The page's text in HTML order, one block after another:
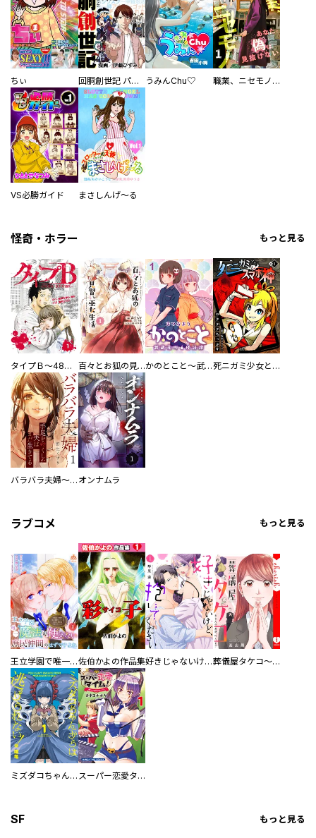
ちぃ 回胴創世記 パチスロを創った男達 うみんChu♡ 職業、ニセモノ～あなたに偽は見抜けない【電子単行本版】
VS必勝ガイド まさしんげ～る
怪奇・ホラー もっと見る
タイプＢ～48時間後、致死率100％～【単話】 百々とお狐の見習い巫女生活【単行本版】 かのとこと～武蔵花町怪話譚～ 【連載版】 死ニガミ少女とスマホ神
バラバラ夫婦～手足をなくした夫はまだ生きてる オンナムラ
ラブコメ もっと見る
王立学園で唯一魔法が使えない庶民仲間のはずですよね～実は王子様で私を溺愛しているなんて告白はやめてください～佐伯かよの作品集 好きじゃないけど、抱いてください【電子単行本版／特典おまけ付き】 葬儀屋タケコ～あなたの最期、叶えます【電子単行本版】
ミズダコちゃんからは逃げられない！ スーパー恋愛タイム！～現場でドＳな彼女は自宅でデレる～
SF もっと見る